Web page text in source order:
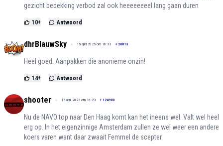
gezicht bedekking verbod zal ook heeeeeeeel lang gaan duren
10+ Antwoord
dhrBlauwSky 15 april 2025 om 16:33 + 20013
Heel goed. Aanpakken die anonieme onzin!
14+ Antwoord
shooter 15 april 2025 om 16:23 + 124900
Nu de NAVO top naar Den Haag komt kan het ineens wel. Valt wel heel
erg op. In het eigenzinnige Amsterdam zullen ze wel weer een andere
koers varen want daar zwaait Femmel de scepter.